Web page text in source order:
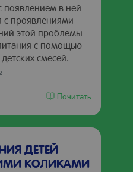
появлением в ней
с проявлениями
этой проблемы
с помощью
смесей.
Почитать
ДЕТЕЙ
КОЛИКАМИ